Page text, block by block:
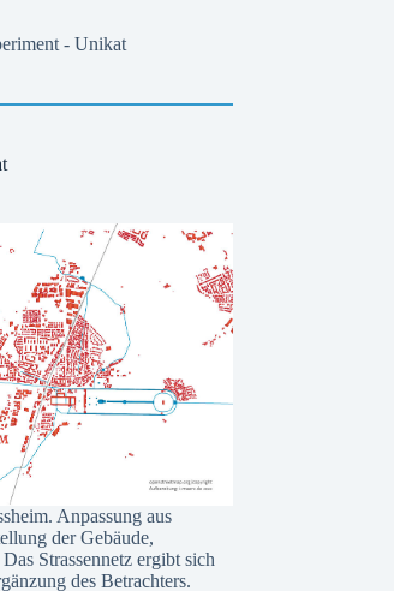
- Unikat
Anpassung aus
der Gebäude,
Strassennetz ergibt sich
des Betrachters.